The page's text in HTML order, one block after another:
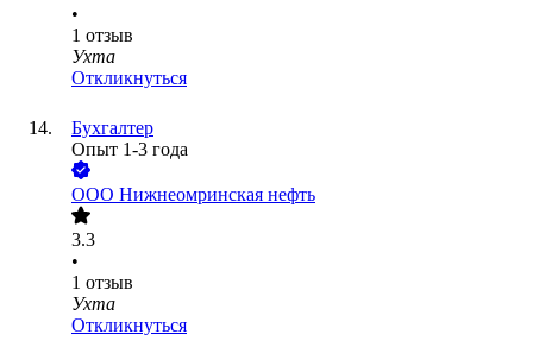
•
1 отзыв
Ухта
Откликнуться
Бухгалтер
Опыт 1-3 года
ООО Нижнеомринская нефть
3.3
•
1 отзыв
Ухта
Откликнуться